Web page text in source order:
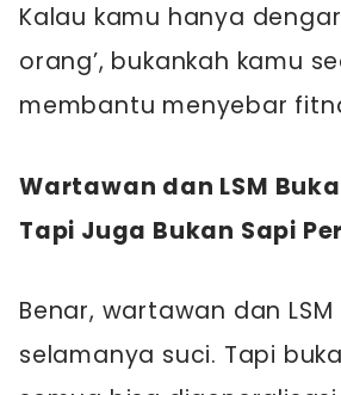
Kalau kamu hanya
orang’, bukankah kamu
membantu menyebar
Wartawan dan LSM
Tapi Juga Bukan Sapi
Benar, wartawan dan
selamanya suci. Tapi